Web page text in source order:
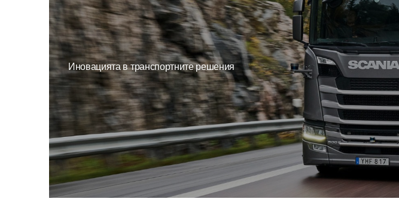
Иновацията в транспортните решения